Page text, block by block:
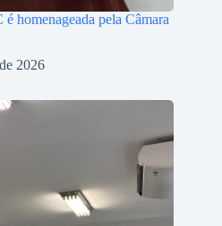
homenageada pela Câmara
2026